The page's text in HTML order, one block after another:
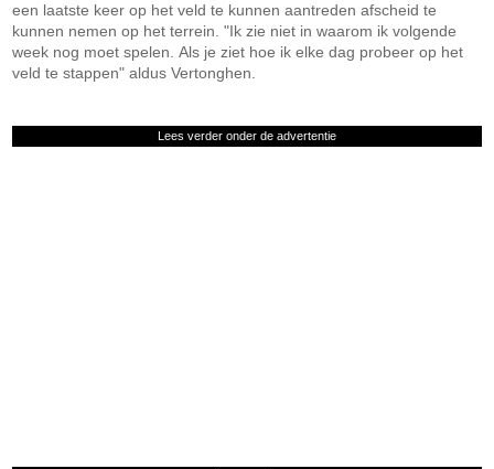
een laatste keer op het veld te kunnen aantreden afscheid te
kunnen nemen op het terrein. "Ik zie niet in waarom ik volgende
week nog moet spelen. Als je ziet hoe ik elke dag probeer op het
veld te stappen" aldus Vertonghen.
Lees verder onder de advertentie